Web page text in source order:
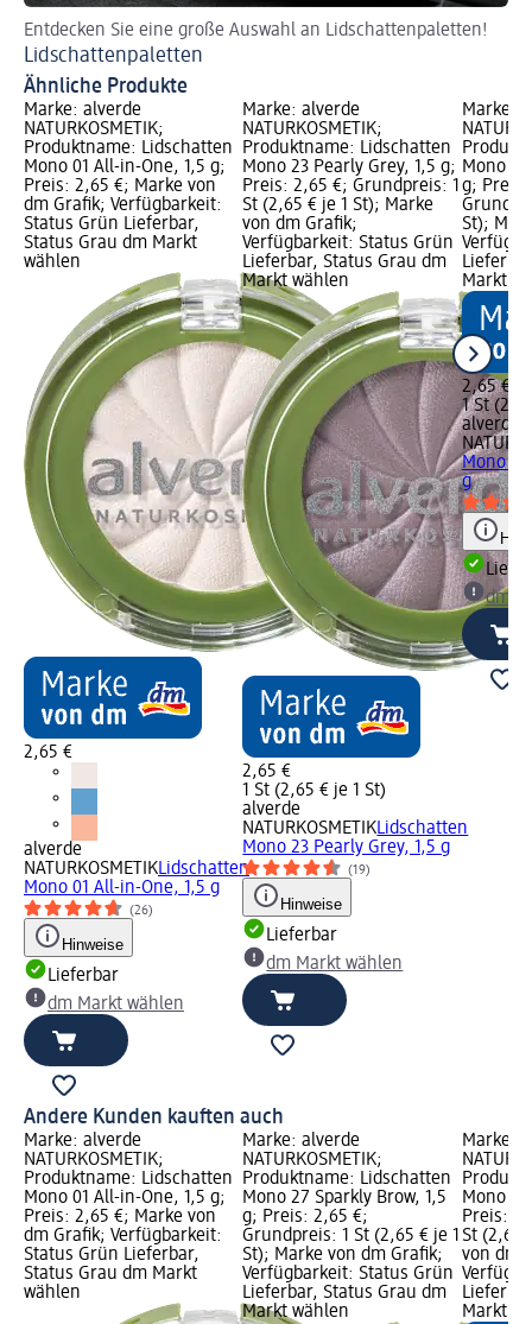
Entdecken Sie eine große Auswahl an Lidschattenpaletten!
Lidschattenpaletten
Ähnliche Produkte
Marke: alverde
NATURKOSMETIK;
Produktname: Lidschatten
Mono 01 All-in-One, 1,5 g;
Preis: 2,65 €; Marke von
dm Grafik; Verfügbarkeit:
Status Grün Lieferbar,
Status Grau dm Markt
wählen
2,65 €
alverde
NATURKOSMETIKLidschatten
Mono 01 All-in-One, 1,5 g
(26)
Hinweise
Lieferbar
dm Markt wählen
Marke: alverde
NATURKOSMETIK;
Produktname: Lidschatten
Mono 23 Pearly Grey, 1,5 g;
Preis: 2,65 €; Grundpreis: 1
St (2,65 € je 1 St); Marke
von dm Grafik;
Verfügbarkeit: Status Grün
Lieferbar, Status Grau dm
Markt wählen
2,65 €
1 St (2,65 € je 1 St)
alverde
NATURKOSMETIKLidschatten
Mono 23 Pearly Grey, 1,5 g
(19)
Hinweise
Lieferbar
dm Markt wählen
Marke:
Mono
g; Preis:
St);
Markt
2,65 €
1 St
alverde
Mono
g
dm
Andere Kunden kauften auch
Marke: alverde
NATURKOSMETIK;
Produktname: Lidschatten
Mono 01 All-in-One, 1,5 g;
Preis: 2,65 €; Marke von
dm Grafik; Verfügbarkeit:
Status Grün Lieferbar,
Status Grau dm Markt
wählen
Marke: alverde
NATURKOSMETIK;
Produktname: Lidschatten
Mono 27 Sparkly Brow, 1,5
g; Preis: 2,65 €;
Grundpreis: 1 St (2,65 € je 1
St); Marke von dm Grafik;
Verfügbarkeit: Status Grün
Lieferbar, Status Grau dm
Markt wählen
Marke:
Mono
Preis:
St (2,65
von dm
Markt